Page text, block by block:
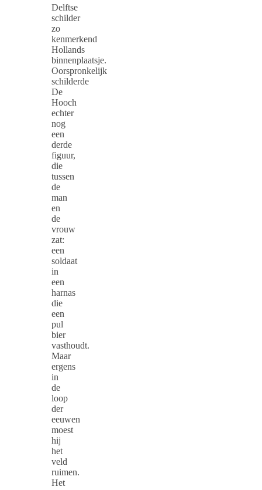
Delftse
schilder
zo
kenmerkend
Hollands
binnenplaatsje.
Oorspronkelijk
schilderde
De
Hooch
echter
nog
een
derde
figuur,
die
tussen
de
man
en
de
vrouw
zat:
een
soldaat
in
een
harnas
die
een
pul
bier
vasthoudt.
Maar
ergens
in
de
loop
der
eeuwen
moest
hij
het
veld
ruimen.
Het